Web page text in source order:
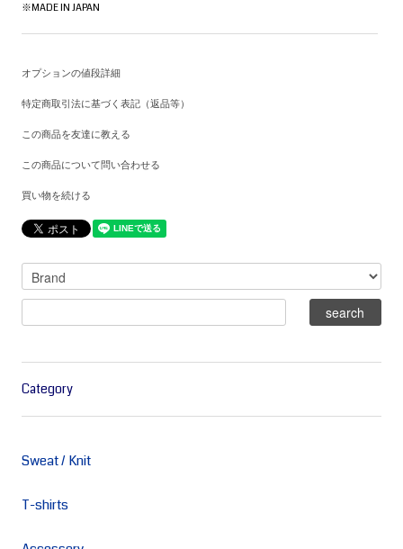
※MADE IN JAPAN
オプションの値段詳細
特定商取引法に基づく表記（返品等）
この商品を友達に教える
この商品について問い合わせる
買い物を続ける
Category
Sweat / Knit
T-shirts